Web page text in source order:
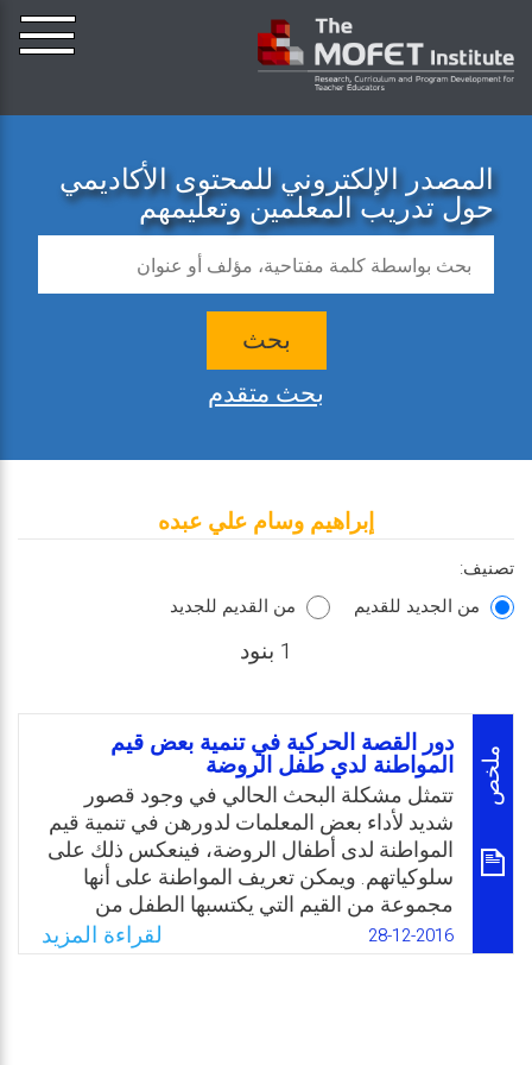
المصدر الإلكتروني للمحتوى الأكاديمي
حول تدريب المعلمين وتعليمهم
بحث
بحث متقدم
إبراهيم وسام علي عبده
تصنيف:
من الجديد للقديم
من القديم للجديد
1 بنود
ملخص
دور القصة الحركية في تنمية بعض قيم
المواطنة لدي طفل الروضة
تتمثل مشكلة البحث الحالي في وجود قصور
شديد لأداء بعض المعلمات لدورهن في تنمية قيم
المواطنة لدى أطفال الروضة، فينعكس ذلك على
سلوكياتهم. ويمكن تعريف المواطنة على أنها
مجموعة من القيم التي يكتسبها الطفل من
محيطه، والتي تجعله محبًا لوطنه ومنتميًا وملتزمًا
بقوانينه. والسؤال ما هي فاعلية برنامج مقترح
28-12-2016 لقراءة المزيد